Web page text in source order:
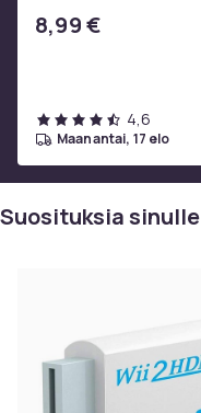
8,99 €
4,6
maanantai, 17 elo
Suosituksia sinulle